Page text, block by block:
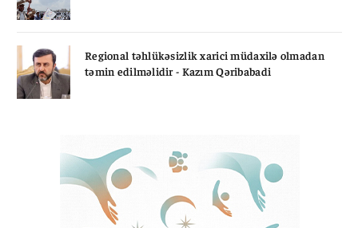
Regional təhlükəsizlik xarici müdaxilə olmadan
təmin edilməlidir - Kazım Qəribabadi